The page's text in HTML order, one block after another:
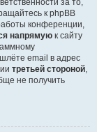
за то,
к phpBB
конференции,
напрямую к сайту
email в адрес
третьей стороной,
не получить